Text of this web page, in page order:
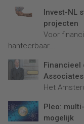
Invest-NL
projecten
Voor
hanteerbaar...
Financieel
Het
Pleo:
mogelijk